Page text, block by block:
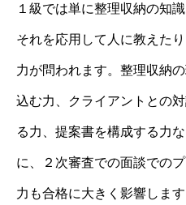
１級では単に整理収納の知
それを応用して人に教えた
力が問われます。整理収納
込む力、クライアントとの
る力、提案書を構成する力
に、２次審査での面談での
力も合格に大きく影響します